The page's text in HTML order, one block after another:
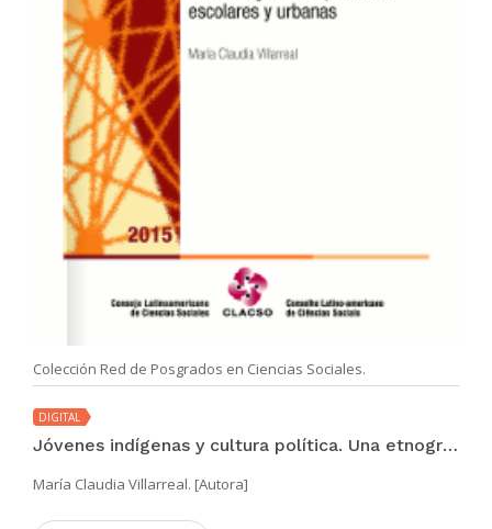
Colección Red de Posgrados en Ciencias Sociales.
DIGITAL
Jóvenes indígenas y cultura política. Una etnografía de prácticas escolares y urbanas
María Claudia Villarreal. [Autora]